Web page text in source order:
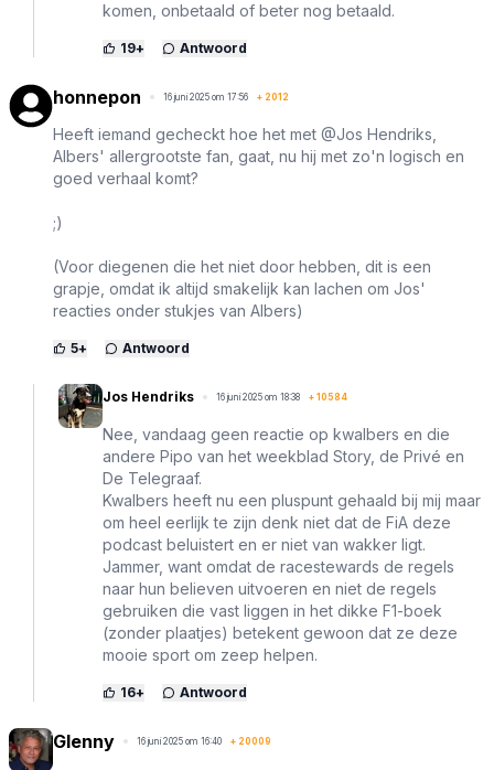
komen, onbetaald of beter nog betaald.
19+ Antwoord
honnepon 16 juni 2025 om 17:56 + 2012
Heeft iemand gecheckt hoe het met @Jos Hendriks,
Albers' allergrootste fan, gaat, nu hij met zo'n logisch en
goed verhaal komt?
;)
(Voor diegenen die het niet door hebben, dit is een
grapje, omdat ik altijd smakelijk kan lachen om Jos'
reacties onder stukjes van Albers)
5+ Antwoord
Jos Hendriks 16 juni 2025 om 18:38 + 10584
Nee, vandaag geen reactie op kwalbers en die
andere Pipo van het weekblad Story, de Privé en
De Telegraaf.
Kwalbers heeft nu een pluspunt gehaald bij mij maar
om heel eerlijk te zijn denk niet dat de FiA deze
podcast beluistert en er niet van wakker ligt.
Jammer, want omdat de racestewards de regels
naar hun believen uitvoeren en niet de regels
gebruiken die vast liggen in het dikke F1-boek
(zonder plaatjes) betekent gewoon dat ze deze
mooie sport om zeep helpen.
16+ Antwoord
Glenny 16 juni 2025 om 16:40 + 20009